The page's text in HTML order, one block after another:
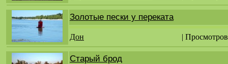
Золотые пески у переката
Дон |
Старый брод